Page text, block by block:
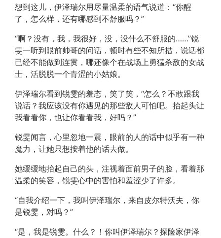
想到这儿，伊泽瑞尔用尽量温柔的语气说道：“你醒
了，怎么样，还有哪感到不舒服吗？”
“啊？没有，我，我很好，没，没什么不舒服的……”锐
雯一听到眼前帅哥的问话，顿时有些不知所措，说话都
已经不能做到连贯，哪还像个在战场上勇猛杀敌的女战
士，活脱脱一个青涩的小姑娘。
伊泽瑞尔看到锐雯的羞态，笑了笑，“怎么？不敢跟我
说话？我应该没有你遇见的那些敌人可怕吧。抬起头让
我看看你，也让你看看我，好吗？”
锐雯闻言，心里忽地一震，眼前的人的话中似乎有一种
魔力，让她只想按着他的话去做。
她缓缓地抬起自己的头，注视着面前男子的脸，看着那
温柔的笑容，锐雯心中的害怕和羞涩少了许多。
“自我介绍一下，我叫伊泽瑞尔，来自皮尔特沃夫，你
是锐雯，对吗？”
“是，我是锐雯。什么？！你叫伊泽瑞尔？探险家伊泽